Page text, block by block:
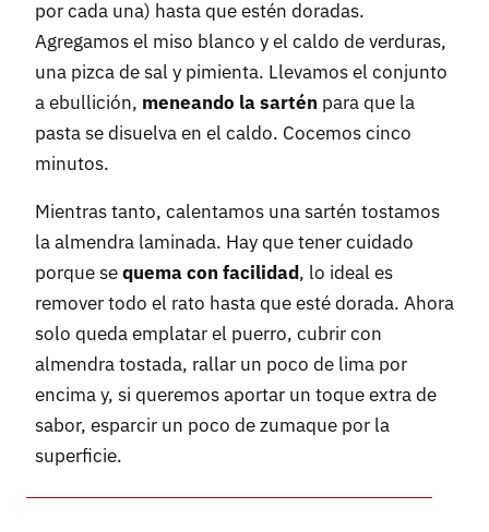
por cada una) hasta que estén doradas.
Agregamos el miso blanco y el caldo de verduras,
una pizca de sal y pimienta. Llevamos el conjunto
a ebullición, meneando la sartén para que la
pasta se disuelva en el caldo. Cocemos cinco
minutos.
Mientras tanto, calentamos una sartén tostamos
la almendra laminada. Hay que tener cuidado
porque sequema con facilidad, lo ideal es
remover todo el rato hasta que esté dorada. Ahora
solo queda emplatar el puerro, cubrir con
almendra tostada, rallar un poco de lima por
encima y, si queremos aportar un toque extra de
sabor, esparcir un poco de zumaque por la
superficie.